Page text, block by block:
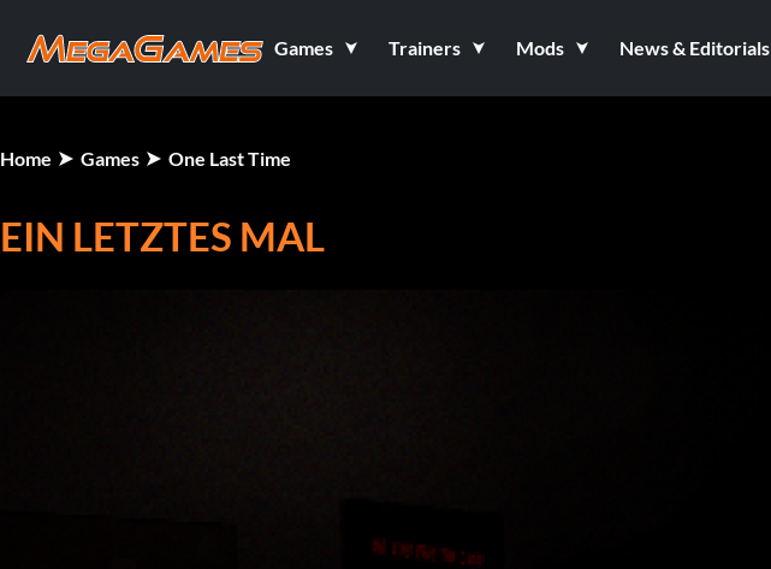
Games Trainers Mods News & Editorials
Home Games One Last Time
EIN LETZTES MAL